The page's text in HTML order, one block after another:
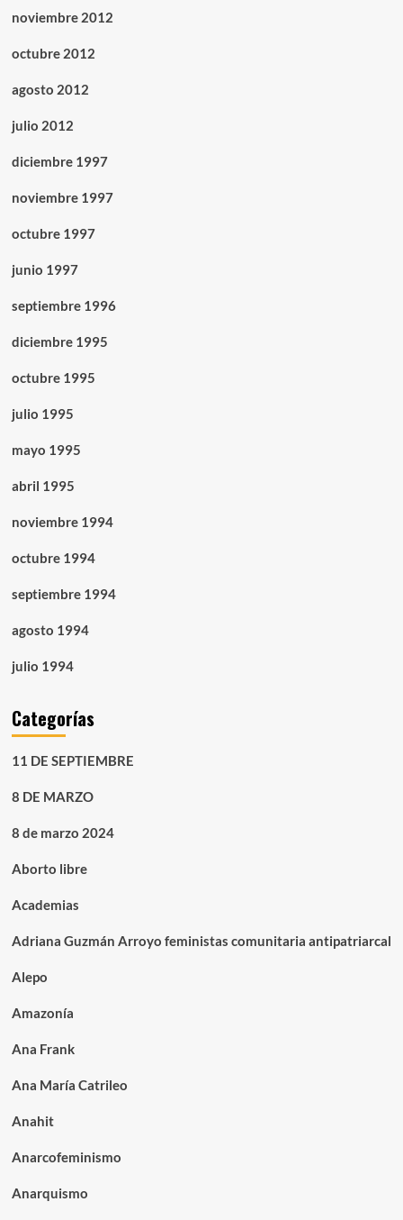
noviembre 2012
octubre 2012
agosto 2012
julio 2012
diciembre 1997
noviembre 1997
octubre 1997
junio 1997
septiembre 1996
diciembre 1995
octubre 1995
julio 1995
mayo 1995
abril 1995
noviembre 1994
octubre 1994
septiembre 1994
agosto 1994
julio 1994
Categorías
11 DE SEPTIEMBRE
8 DE MARZO
8 de marzo 2024
Aborto libre
Academias
Adriana Guzmán Arroyo feministas comunitaria antipatriarcal
Alepo
Amazonía
Ana Frank
Ana María Catrileo
Anahit
Anarcofeminismo
Anarquismo